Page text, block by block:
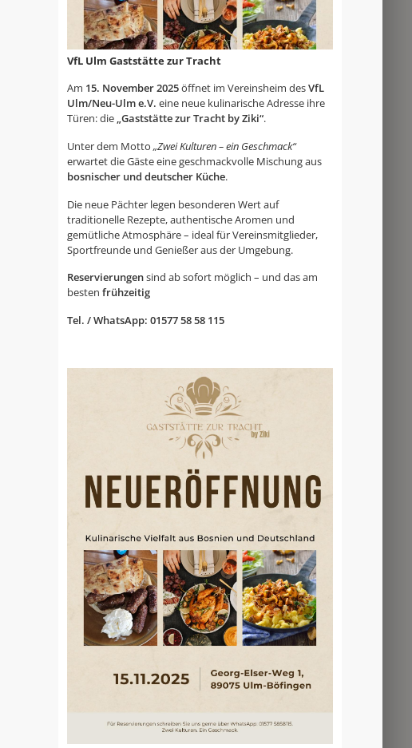
VfL Ulm Gaststätte zur Tracht
Am 15. November 2025öffnet im Vereinsheim desVfL
Ulm/Neu-Ulm e.V. eine neue kulinarische Adresse ihre
Türen: die „Gaststätte zur Tracht by Ziki“.
Unter dem Motto „Zwei Kulturen – ein Geschmack“
erwartet die Gäste eine geschmackvolle Mischung aus
bosnischer und deutscher Küche.
Die neue Pächter legen besonderen Wert auf
traditionelle Rezepte, authentische Aromen und
gemütliche Atmosphäre – ideal für Vereinsmitglieder,
Sportfreunde und Genießer aus der Umgebung.
Reservierungensind ab sofort möglich – und das am
besten frühzeitig
Tel. / WhatsApp: 01577 58 58 115